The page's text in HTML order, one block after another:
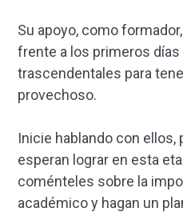
Su apoyo, como
frente a los primeros días
trascendentales para
provechoso.
Inicie hablando con ellos,
esperan lograr en esta
coménteles sobre la
académico y hagan un